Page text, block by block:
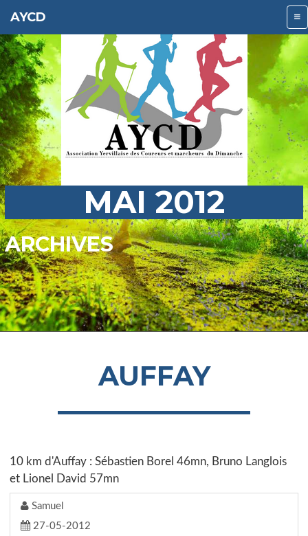
AYCD
MAI 2012
ARCHIVES
AUFFAY
10 km d'Auffay : Sébastien Borel 46mn, Bruno Langlois
et Lionel David 57mn
Samuel
27-05-2012